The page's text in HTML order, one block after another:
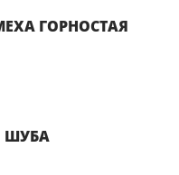
ГОРНОСТАЯ
ШУБА